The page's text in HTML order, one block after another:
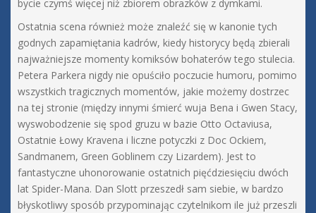
bycie czymś więcej niż zbiorem obrazków z dymkami.
Ostatnia scena również może znaleźć się w kanonie tych
godnych zapamiętania kadrów, kiedy historycy będą zbierali
najważniejsze momenty komiksów bohaterów tego stulecia.
Petera Parkera nigdy nie opuściło poczucie humoru, pomimo
wszystkich tragicznych momentów, jakie możemy dostrzec
na tej stronie (między innymi śmierć wuja Bena i Gwen Stacy,
wyswobodzenie się spod gruzu w bazie Otto Octaviusa,
Ostatnie Łowy Kravena i liczne potyczki z Doc Ockiem,
Sandmanem, Green Goblinem czy Lizardem). Jest to
fantastyczne uhonorowanie ostatnich pięćdziesięciu dwóch
lat Spider-Mana. Dan Slott przeszedł sam siebie, w bardzo
błyskotliwy sposób przypominając czytelnikom ile już przeszli